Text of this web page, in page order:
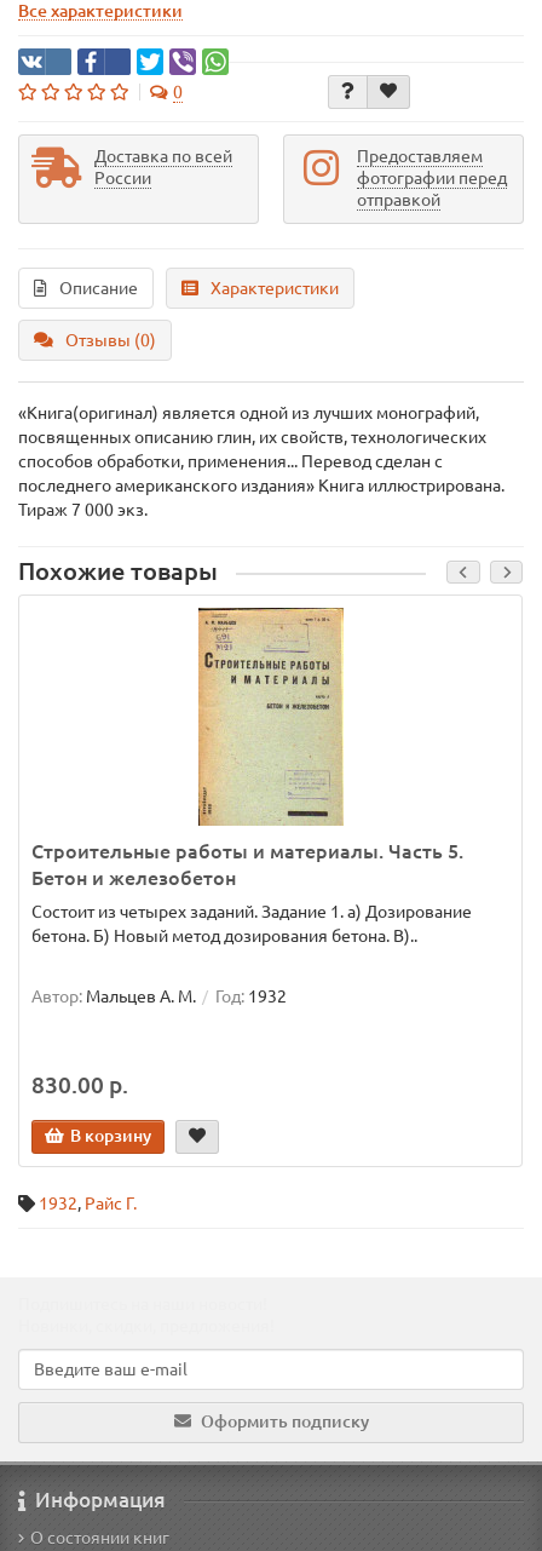
Все характеристики
0
Доставка по всей
России
Предоставляем
фотографии перед
отправкой
Описание Характеристики
Отзывы (0)
«Книга(оригинал) является одной из лучших монографий,
посвященных описанию глин, их свойств, технологических
способов обработки, применения... Перевод сделан с
последнего американского издания» Книга иллюстрирована.
Тираж 7 000 экз.
Похожие товары
Строительные работы и материалы. Часть 5.
Бетон и железобетон
Состоит из четырех заданий. Задание 1. а) Дозирование
бетона. Б) Новый метод дозирования бетона. В)..
Автор: Мальцев А. М. Год: 1932
830.00 р.
В корзину
1932, Райс Г.
Оформить подписку
Информация
О состоянии книг